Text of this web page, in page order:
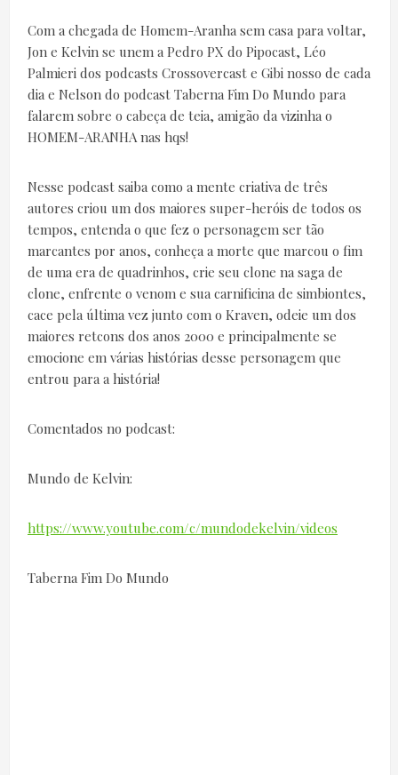
Com a chegada de Homem-Aranha sem casa para voltar,
Jon e Kelvin se unem a Pedro PX do Pipocast, Léo
Palmieri dos podcasts Crossovercast e Gibi nosso de cada
dia e Nelson do podcast Taberna Fim Do Mundo para
falarem sobre o cabeça de teia, amigão da vizinha o
HOMEM-ARANHA nas hqs!
Nesse podcast saiba como a mente criativa de três
autores criou um dos maiores super-heróis de todos os
tempos, entenda o que fez o personagem ser tão
marcantes por anos, conheça a morte que marcou o fim
de uma era de quadrinhos, crie seu clone na saga de
clone, enfrente o venom e sua carnificina de simbiontes,
cace pela última vez junto com o Kraven, odeie um dos
maiores retcons dos anos 2000 e principalmente se
emocione em várias histórias desse personagem que
entrou para a história!
Comentados no podcast:
Mundo de Kelvin:
https://www.youtube.com/c/mundodekelvin/videos
Taberna Fim Do Mundo